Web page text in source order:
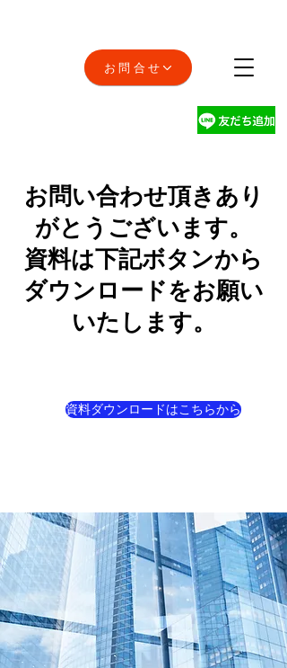
お問合せ
お問い合わせ頂きあり
がとうございます。
​資料は下記ボタンから
ダウンロードをお願い
いたします。
資料ダウンロードはこちらから